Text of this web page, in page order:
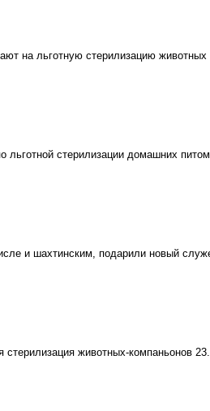
на льготную стерилизацию животных
льготной стерилизации домашних
и шахтинским, подарили новый
стерилизация животных-компаньонов